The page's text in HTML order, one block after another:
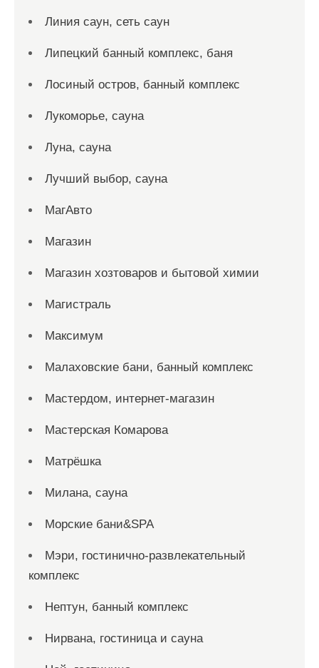
Линия саун, сеть саун
Липецкий банный комплекс, баня
Лосиный остров, банный комплекс
Лукоморье, сауна
Луна, сауна
Лучший выбор, сауна
МагАвто
Магазин
Магазин хозтоваров и бытовой химии
Магистраль
Максимум
Малаховские бани, банный комплекс
Мастердом, интернет-магазин
Мастерская Комарова
Матрёшка
Милана, сауна
Морские бани&SPA
Мэри, гостинично-развлекательный
комплекс
Нептун, банный комплекс
Нирвана, гостиница и сауна